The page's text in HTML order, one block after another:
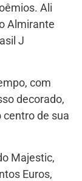
Ali
Almirante
J
com
decorado,
centro de sua
Majestic,
Euros,